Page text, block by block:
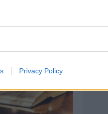
Privacy Policy